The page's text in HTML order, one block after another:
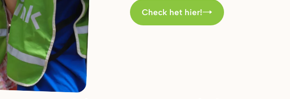
Check het hier!